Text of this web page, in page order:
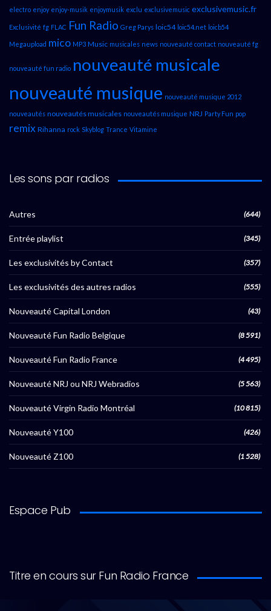
electro enjoy enjoy-musik enjoymusik exclu exclusivemusic exclusivemusic.fr
Exclusivité fg FLAC Fun Radio Greg Parys loic54 loic54.net loicb54
Megaupload mico MP3 Music musicales news nouveauté contact nouveauté fg
nouveauté fun radio nouveauté musicale
nouveauté musique nouveauté musique 2012
nouveautés nouveautés musicales nouveautés musique NRJ Party Fun pop
remix Rihanna rock Skyblog Trance Vitamine
Les sons par radios
Autres (644)
Entrée playlist (345)
Les exclusivités by Contact (357)
Les exclusivités des autres radios (555)
Nouveauté Capital London (43)
Nouveauté Fun Radio Belgique (8 591)
Nouveauté Fun Radio France (4 495)
Nouveauté NRJ ou NRJ Webradios (5 563)
Nouveauté Virgin Radio Montréal (10 815)
Nouveauté Y100 (426)
Nouveauté Z100 (1 528)
Espace Pub
Titre en cours sur Fun Radio France